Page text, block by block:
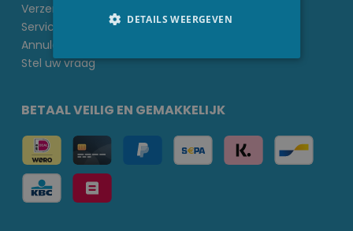
Verzending & Levering
Service & Garantie
Annuleren of Retourneren
Stel uw vraag
BETAAL VEILIG EN GEMAKKELIJK
DETAILS WEERGEVEN